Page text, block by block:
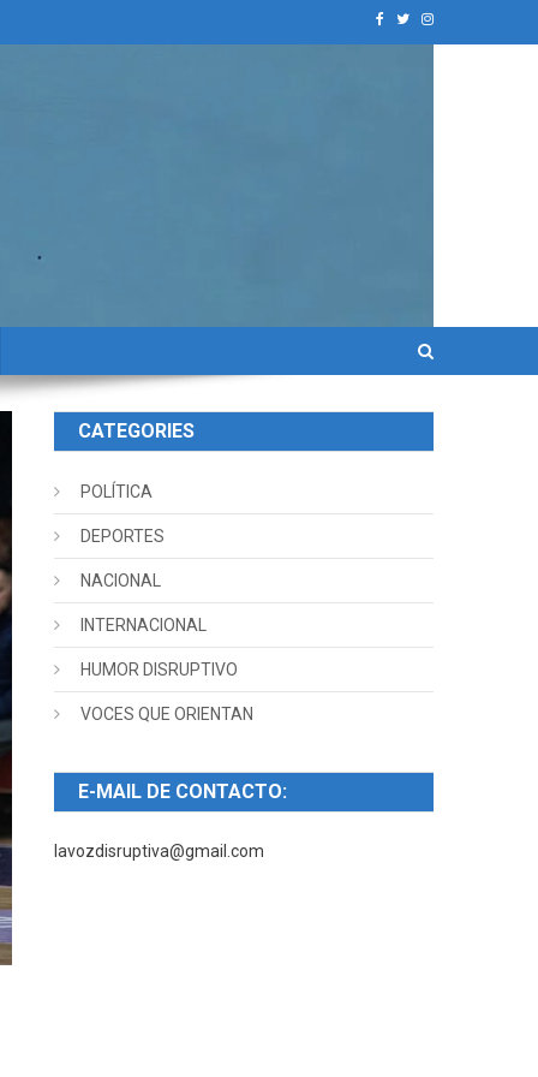
CATEGORIES
POLÍTICA
DEPORTES
NACIONAL
INTERNACIONAL
HUMOR DISRUPTIVO
VOCES QUE ORIENTAN
E-MAIL DE CONTACTO:
lavozdisruptiva@gmail.com